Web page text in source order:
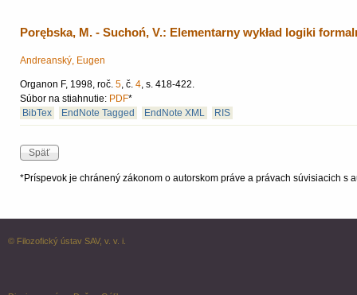
Porębska, M. - Suchoń, V.: Elementarny wykład logiki
Andreanský, Eugen
Organon F, 1998, roč. 5, č. 4, s. 418-422.
Súbor na stiahnutie: PDF*
BibTex
EndNote Tagged EndNote XML RIS
*Príspevok je chránený zákonom o autorskom práve a právach súvisiacich s
© Filozofický ústav SAV, v. v. i.